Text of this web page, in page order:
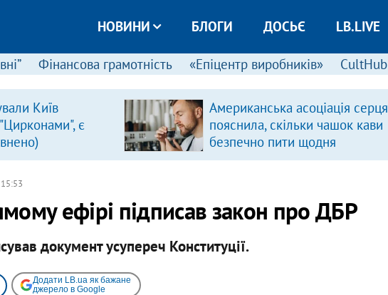
НОВИНИ БЛОГИ ДОСЬЄ LB.LIVE
Фінансова грамотність «Епіцентр виробників» CultHub
Київ
є
Американська асоціація серця
пояснила, скільки чашок кави
безпечно пити щодня
ефірі підписав закон про ДБР
документ усупереч Конституції.
Додати LB.ua як бажане
джерело в Google